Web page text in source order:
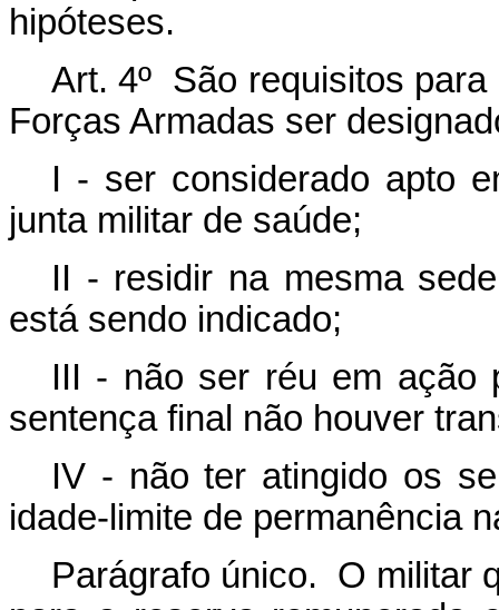
hipóteses.
Art. 4º São requisitos
Forças Armadas ser
I - ser considerado apto
junta militar de saúde;
II - residir na mesma
está sendo indicado;
III - não ser réu em ação
sentença final não houver
IV - não ter atingido os
idade-limite de permanência
Parágrafo único. O militar